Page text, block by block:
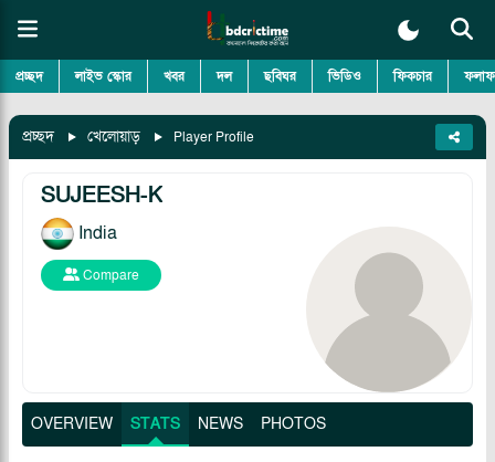
প্রচ্ছদ লাইভ স্কোর খবর দল ছবিঘর ভিডিও ফিকচার
প্রচ্ছদ খেলোয়াড় Player Profile
SUJEESH-K
India
Compare
OVERVIEW STATS NEWS PHOTOS